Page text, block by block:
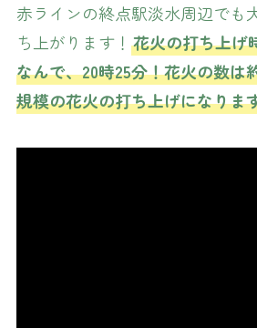
赤ラインの終点駅淡水周辺でも
ち上がります！ 花火の打ち上げ
なんで、20時25分！花火の数は
規模の花火の打ち上げになりま